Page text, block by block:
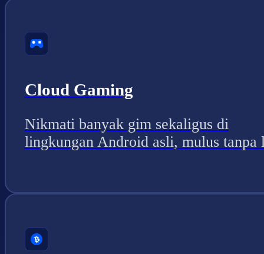
Cloud Gaming
Nikmati banyak gim sekaligus di
lingkungan Android asli, mulus tanpa